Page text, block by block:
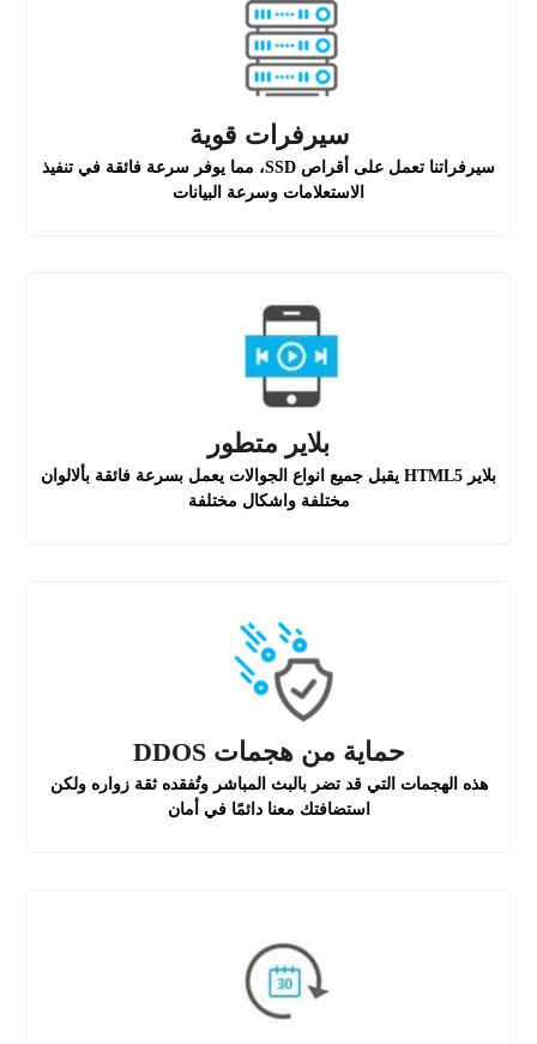
سيرفرات قوية
سيرفراتنا تعمل على أقراص SSD، مما يوفر سرعة فائقة في تنفيذ
الاستعلامات وسرعة البيانات
بلاير متطور
بلاير HTML5 يقبل جميع انواع الجوالات يعمل بسرعة فائقة بألالوان
مختلفة واشكال مختلفة
حماية من هجمات DDOS
هذه الهجمات التي قد تضر بالبث المباشر وتُفقده ثقة زواره ولكن
استضافتك معنا دائمًا في أمان